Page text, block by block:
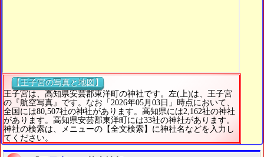
【王子宮の写真と地図】
王子宮は、高知県安芸郡東洋町の神社です。左(上)は、王子宮
の『航空写真』です。なお「2026年05月03日」時点において、
全国には80,507社の神社があります。高知県には2,162社の神社
があります。高知県安芸郡東洋町には33社の神社があります。
神社の検索は、メニューの【全文検索】に神社名などを入力し
てください。